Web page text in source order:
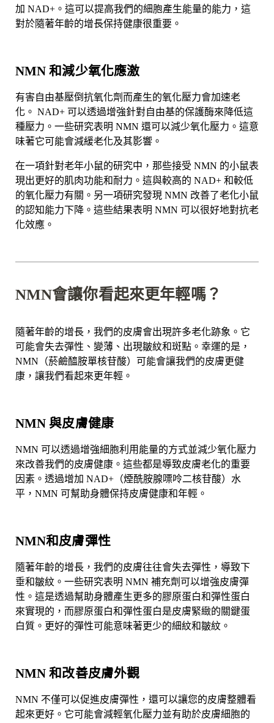
加 NAD+。這可以提高我們的細胞產生能量的能力，這
對於隨著年齡的增長保持健康很重要。
NMN 和減少氧化應激
有害自由基壓倒抗氧化劑而產生的氧化壓力會加速老
化。 NAD+ 可以透過增強針對自由基的保護酶來降​​低這
種壓力。一些研究表明 NMN 還可以減少氧化壓力。這意
味著它可能會減緩老化及其影響。
在一項針對老年小鼠的研究中，那些接受 NMN 的小鼠表
現出更好的肌肉功能和耐力。這與較高的 NAD+ 和較低
的氧化壓力有關。另一項研究發現 NMN 改善了老化小鼠
的認知能力下降。這些結果表明 NMN 可以很好地對抗老
化效應。
NMN會讓你看起來更年輕嗎？
隨著年齡的增長，我們的皮膚會出現許多老化跡象。它
可能會失去彈性、變薄、出現皺紋和斑點。幸運的是，
NMN（菸鹼醯胺單核苷酸）可能會讓我們的皮膚更健
康，讓我們看起來更年輕。
NMN 與皮膚健康
NMN 可以透過增強細胞利用能量的方式並減少氧化壓力
來改善我們的皮膚健康。這些都是導致皮膚老化的重要
因素。透過增加 NAD+（煙酰胺腺嘌呤二核苷酸）水
平，NMN 可幫助身體保持皮膚健康和年輕。
NMN和皮膚彈性
隨著年齡的增長，我們的皮膚往往會失去彈性，導致下
垂和皺紋。一些研究表明 NMN 補充劑可以增強皮膚彈
性。這是透過幫助身體產生更多的膠原蛋白和彈性蛋白
來實現的，而膠原蛋白和彈性蛋白是皮膚緊緻的關鍵蛋
白質。更好的彈性可能意味著更少的細紋和皺紋。
NMN 和改善皮膚外觀
NMN 不僅可以促進皮膚彈性，還可以讓您的皮膚整體看
起來更好。它可能會減輕氧化壓力並有助於皮膚細胞的